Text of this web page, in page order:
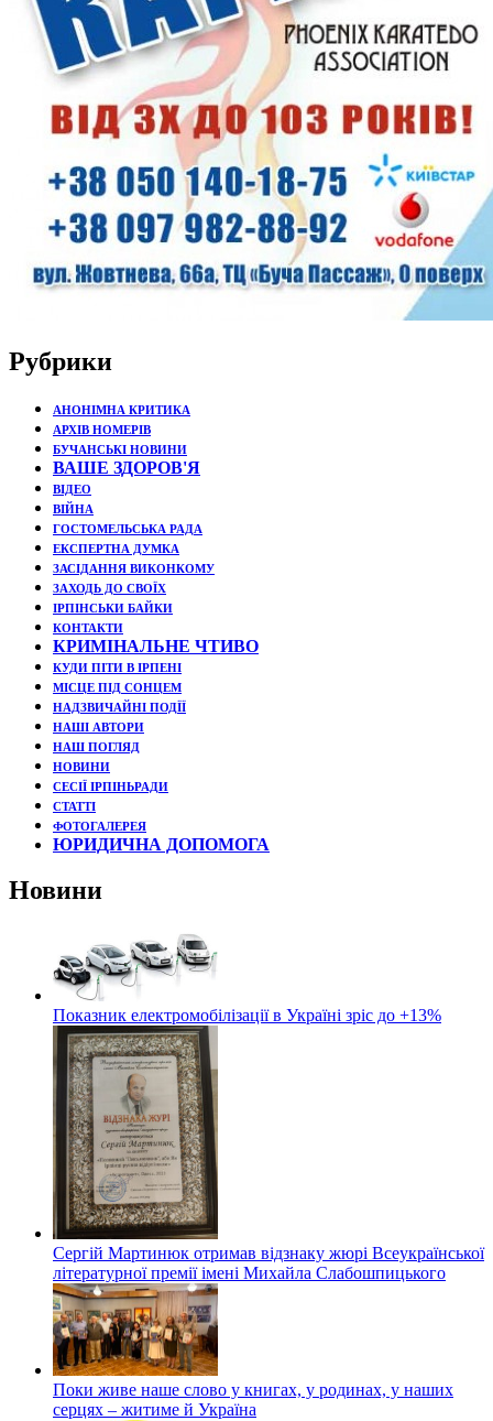
Рубрики
АНОНІМНА КРИТИКА
АРХІВ НОМЕРІВ
БУЧАНСЬКІ НОВИНИ
ВАШЕ ЗДОРОВ'Я
ВІДЕО
ВІЙНА
ГОСТОМЕЛЬСЬКА РАДА
ЕКСПЕРТНА ДУМКА
ЗАСІДАННЯ ВИКОНКОМУ
ЗАХОДЬ ДО СВОЇХ
ІРПІНСЬКИ БАЙКИ
КОНТАКТИ
КРИМІНАЛЬНЕ ЧТИВО
КУДИ ПІТИ В ІРПЕНІ
МІСЦЕ ПІД СОНЦЕМ
НАДЗВИЧАЙНІ ПОДЇЇ
НАШІ АВТОРИ
НАШ ПОГЛЯД
НОВИНИ
СЕСІЇ ІРПІНЬРАДИ
СТАТТІ
ФОТОГАЛЕРЕЯ
ЮРИДИЧНА ДОПОМОГА
Новини
Показник електромобілізації в Україні зріс до +13%
Сергій Мартинюк отримав відзнаку жюрі Всеукраїнської
літературної премії імені Михайла Слабошпицького
Поки живе наше слово у книгах, у родинах, у наших
серцях – житиме й Україна